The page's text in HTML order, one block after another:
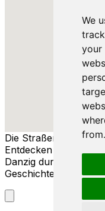
We
your
from.
Die Straßen von
Entdecken Sie die
Danzig durch seine
Geschichten.